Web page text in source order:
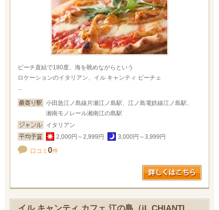
ビーチ直結で180度、海を眺めながらという
ロケーションのイタリアン、イル キャンティ ビーチェ
...
小田急江ノ島線片瀬江ノ島駅、江ノ島電鉄線江ノ島駅、
湘南モノレール湘南江の島駅
イタリアン
2,000円～2,999円
3,000円～3,999円
口コミ 0件